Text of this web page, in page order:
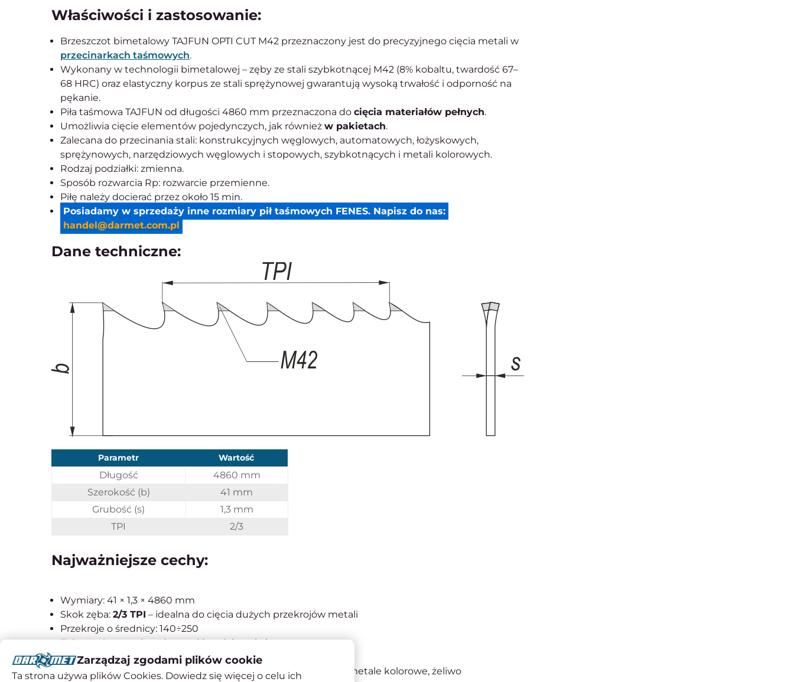
Właściwości i zastosowanie:
Brzeszczot bimetalowy TAJFUN OPTI CUT M42 przeznaczony jest do precyzyjnego cięcia metali w
przecinarkach taśmowych.
Wykonany w technologii bimetalowej – zęby ze stali szybkotnącej M42 (8% kobaltu, twardość 67–
68 HRC) oraz elastyczny korpus ze stali sprężynowej gwarantują wysoką trwałość i odporność na
pękanie.
Piła taśmowa TAJFUN od długości 4860 mm przeznaczona do cięcia materiałów pełnych.
Umożliwia cięcie elementów pojedynczych, jak również w pakietach.
Zalecana do przecinania stali: konstrukcyjnych węglowych, automatowych, łożyskowych,
sprężynowych, narzędziowych węglowych i stopowych, szybkotnących i metali kolorowych.
Rodzaj podziałki: zmienna.
Sposób rozwarcia Rp: rozwarcie przemienne.
Piłę należy docierać przez około 15 min.
Posiadamy w sprzedaży inne rozmiary pił taśmowych FENES. Napisz do nas:
handel@darmet.com.pl
Dane techniczne:
Parametr Wartość
Długość
4860 mm
Szerokość (b)
41 mm
Grubość (s)
1,3 mm
TPI
2/3
Najważniejsze cechy:
Wymiary: 41 × 1,3 × 4860 mm
Skok zęba: 2/3 TPI – idealna do cięcia dużych przekrojów metali
Przekroje o średnicy: 140÷250
Zęby M42 – wysoka odporność na ścieranie i temperaturę
Zmienna podziałka – redukcja wibracji i płynniejsza praca
Przeznaczenie: stal konstrukcyjna, nierdzewna, automatowa, metale kolorowe, żeliwo
Zarządzaj zgodami plików cookie
Ta strona używa plików Cookies. Dowiedz się więcej o celu ich